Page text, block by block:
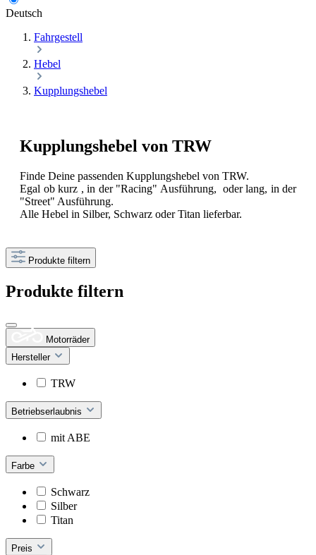
Deutsch
Fahrgestell
Hebel
Kupplungshebel
Kupplungshebel von TRW
Finde Deine passenden Kupplungshebel von TRW.
Egal ob kurz , in der "Racing" Ausführung, oder lang, in der
"Street" Ausführung.
Alle Hebel in Silber, Schwarz oder Titan lieferbar.
Produkte filtern
Produkte filtern
Motorräder
Hersteller
TRW
Betriebserlaubnis
mit ABE
Farbe
Schwarz
Silber
Titan
Preis